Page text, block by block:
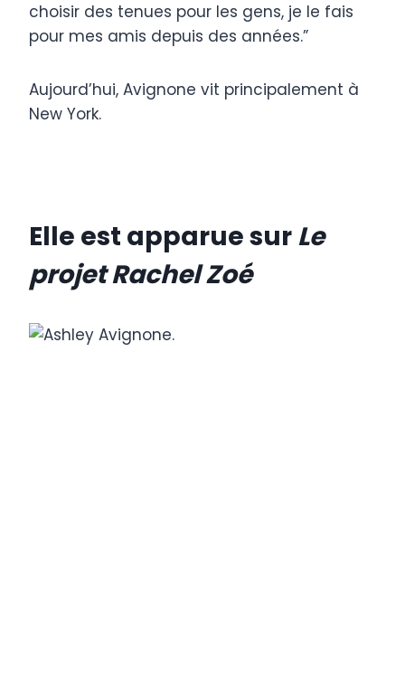
choisir des tenues pour les gens, je le fais
pour mes amis depuis des années.”
Aujourd’hui, Avignone vit principalement à
New York.
Elle est apparue surLe
projet Rachel Zoé